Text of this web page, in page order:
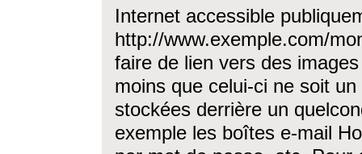
Internet accessible
http://www.exemple.com/
faire de lien vers des
moins que celui-ci ne soit
stockées derrière un
exemple les boîtes e-mail